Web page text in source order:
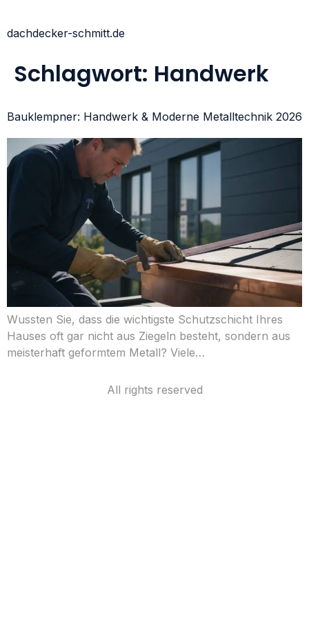
dachdecker-schmitt.de
Schlagwort: Handwerk
Bauklempner: Handwerk & Moderne Metalltechnik 2026
Wussten Sie, dass die wichtigste Schutzschicht Ihres
Hauses oft gar nicht aus Ziegeln besteht, sondern aus
meisterhaft geformtem Metall? Viele…
All rights reserved